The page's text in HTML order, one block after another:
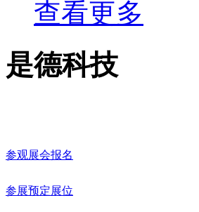
查看更多
是德科技
参观展会报名
参展预定展位